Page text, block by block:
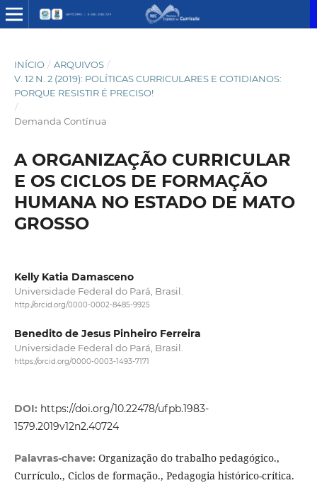
INÍCIO / ARQUIVOS /
V. 12 N. 2 (2019): POLÍTICAS CURRICULARES E COTIDIANOS:
PORQUE RESISTIR É PRECISO!
/
Demanda Contínua
A ORGANIZAÇÃO CURRICULAR
E OS CICLOS DE FORMAÇÃO
HUMANA NO ESTADO DE MATO
GROSSO
Kelly Katia Damasceno
Universidade Federal do Pará, Brasil.
http://orcid.org/0000-0002-8485-9925
Benedito de Jesus Pinheiro Ferreira
Universidade Federal do Pará, Brasil.
https://orcid.org/0000-0003-1493-7171
DOI: https://doi.org/10.22478/ufpb.1983-
1579.2019v12n2.40724
Palavras-chave: Organização do trabalho pedagógico.,
Currículo., Ciclos de formação., Pedagogia histórico-crítica.